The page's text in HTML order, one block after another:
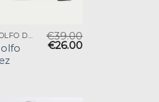
BOLSOS ADOLFO DOMINGUEZ €39.00
€26.00